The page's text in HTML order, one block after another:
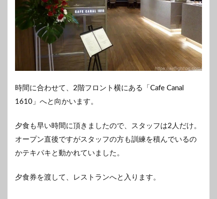
時間に合わせて、2階フロント横にある「Cafe Canal
1610」へと向かいます。
夕食も早い時間に頂きましたので、スタッフは2人だけ。
オープン直後ですがスタッフの方も訓練を積んでいるの
かテキパキと動かれていました。
夕食券を渡して、レストランへと入ります。